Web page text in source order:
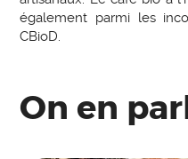
également parmi les
CBioD.
On en